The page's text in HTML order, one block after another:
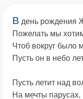
В день рождения
Пожелать мы
Чтоб вокруг было
Пусть он в небо
Пусть летит над
На мечты парусах,